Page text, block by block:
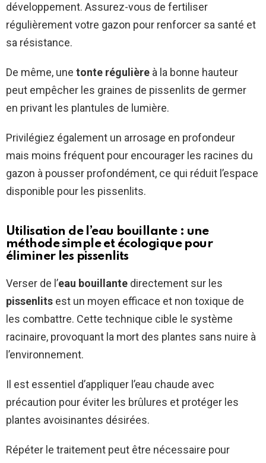
développement. Assurez-vous de fertiliser
régulièrement votre gazon pour renforcer sa santé et
sa résistance.
De même, une tonte régulière à la bonne hauteur
peut empêcher les graines de pissenlits de germer
en privant les plantules de lumière.
Privilégiez également un arrosage en profondeur
mais moins fréquent pour encourager les racines du
gazon à pousser profondément, ce qui réduit l’espace
disponible pour les pissenlits.
Utilisation de l’eau bouillante : une
méthode simple et écologique pour
éliminer les pissenlits
Verser de l’eau bouillante directement sur les
pissenlits est un moyen efficace et non toxique de
les combattre. Cette technique cible le système
racinaire, provoquant la mort des plantes sans nuire à
l’environnement.
Il est essentiel d’appliquer l’eau chaude avec
précaution pour éviter les brûlures et protéger les
plantes avoisinantes désirées.
Répéter le traitement peut être nécessaire pour